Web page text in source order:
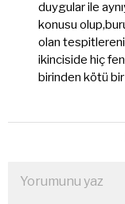
duygular ile
konusu
olan
ikinciside hiç
birinden kötü